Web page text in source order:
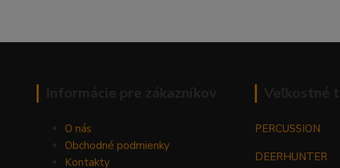
O nás
Obchodné podmienky
Kontakty
PERCUSSION
DEERHUNTER